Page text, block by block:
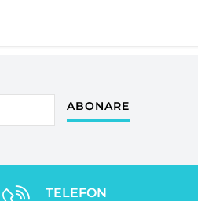
ABONARE
TELEFON